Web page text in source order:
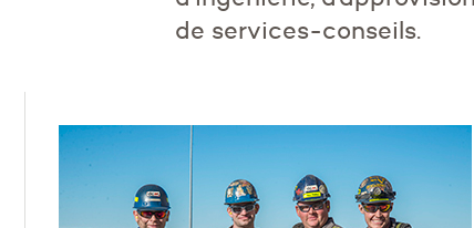
de services-conseils.